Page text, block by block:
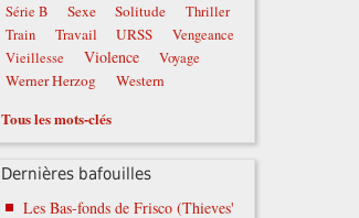
Série B
Sexe Solitude
Thriller
Train
Travail URSS
Vengeance
Vieillesse
Violence Voyage
Werner Herzog Western
Tous les mots-clés
Dernières bafouilles
Les Bas-fonds de Frisco (Thieves'